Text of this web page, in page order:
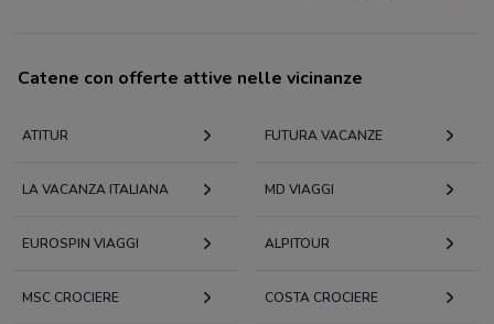
Catene con offerte attive nelle vicinanze
ATITUR FUTURA VACANZE
LA VACANZA ITALIANA MD VIAGGI
EUROSPIN VIAGGI ALPITOUR
MSC CROCIERE COSTA CROCIERE